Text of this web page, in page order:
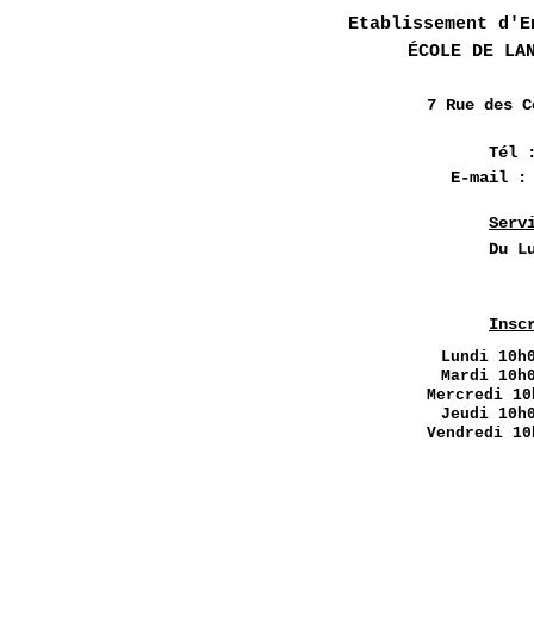
Etablissement
ÉCOLE DE
7 Rue des
Tél
E-mail
Du
Lundi
Mardi
Mercredi
Jeudi
Vendredi